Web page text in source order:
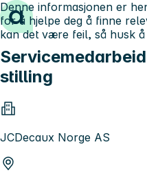
Hopp til innhold
stilling
JCDecaux Norge AS
Denne informasjonen er
for å hjelpe deg å finne
kan det være feil, så husk